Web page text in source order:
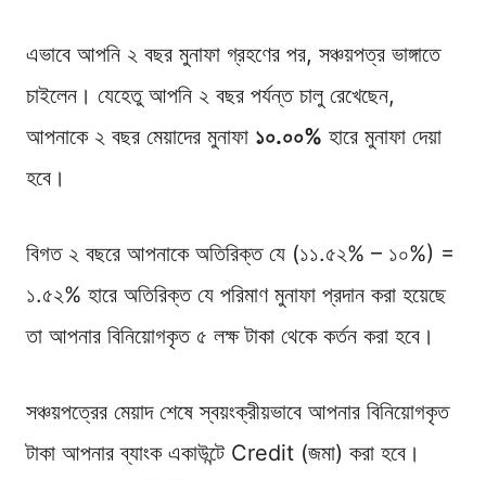
এভাবে আপনি ২ বছর মুনাফা গ্রহণের পর, সঞ্চয়পত্র ভাঙ্গাতে
চাইলেন। যেহেতু আপনি ২ বছর পর্যন্ত চালু রেখেছেন,
আপনাকে ২ বছর মেয়াদের মুনাফা ১০.০০% হারে মুনাফা দেয়া
হবে।
বিগত ২ বছরে আপনাকে অতিরিক্ত যে (১১.৫২% – ১০%) =
১.৫২% হারে অতিরিক্ত যে পরিমাণ মুনাফা প্রদান করা হয়েছে
তা আপনার বিনিয়োগকৃত ৫ লক্ষ টাকা থেকে কর্তন করা হবে।
সঞ্চয়পত্রের মেয়াদ শেষে স্বয়ংক্রীয়ভাবে আপনার বিনিয়োগকৃত
টাকা আপনার ব্যাংক একাউন্টে Credit (জমা) করা হবে।